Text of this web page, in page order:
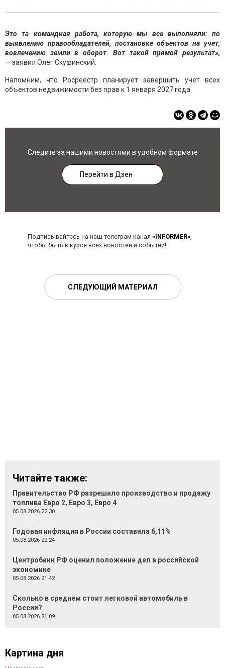
Это та командная работа, которую мы все выполняли: по
выявлению правообладателей, постановке объектов на учет,
вовлечению земли в оборот. Вот такой прямой результат»,
— заявил Олег Скуфинский.
Напомним, что Росреестр планирует завершить учет всех
объектов недвижимости без прав к 1 января 2027 года.
Следите за нашими новостями в удобном формате
Перейти в Дзен
Подписывайтесь на наш телеграм-канал «INFORMER»,
чтобы быть в курсе всех новостей и событий!
СЛЕДУЮЩИЙ МАТЕРИАЛ
Читайте также:
Правительство РФ разрешило производство и продажу
топлива Евро 2, Евро 3, Евро 4
05.08.2026 22:30
Годовая инфляция в России составила 6,11%
05.08.2026 22:24
Центробанк РФ оценил положение дел в российской
экономике
05.08.2026 21:42
Сколько в среднем стоит легковой автомобиль в
России?
05.08.2026 21:09
Картина дня